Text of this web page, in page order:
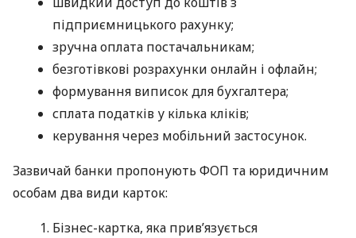
підприємницького рахунку;
зручна оплата постачальникам;
безготівкові розрахунки онлайн і офлайн;
формування виписок для бухгалтера;
сплата податків у кілька кліків;
керування через мобільний застосунок.
Зазвичай банки пропонують ФОП та юридичним
особам два види карток:
Бізнес-картка, яка прив’язується